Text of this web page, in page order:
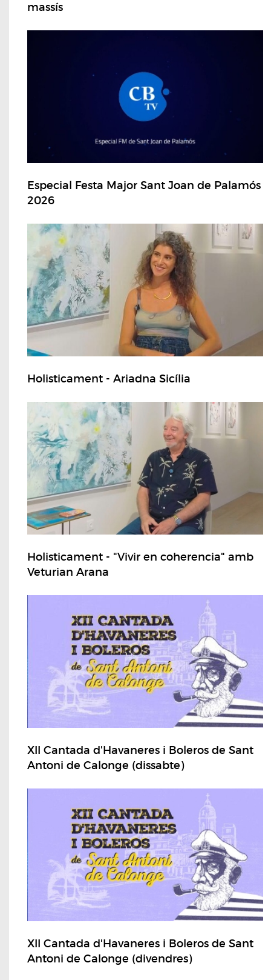
massís
Especial Festa Major Sant Joan de Palamós
2026
Holisticament - Ariadna Sicília
Holisticament - "Vivir en coherencia" amb
Veturian Arana
XII Cantada d'Havaneres i Boleros de Sant
Antoni de Calonge (dissabte)
XII Cantada d'Havaneres i Boleros de Sant
Antoni de Calonge (divendres)